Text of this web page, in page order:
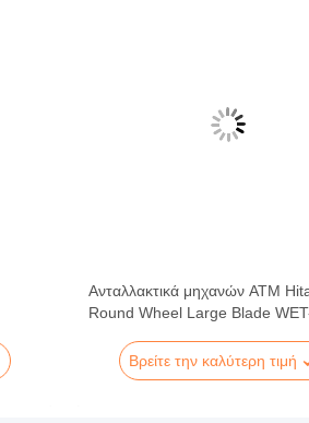
Ανταλλακτικά μηχανών ATM
Round Wheel Large Blade
Βρείτε την καλύτερη τιμή